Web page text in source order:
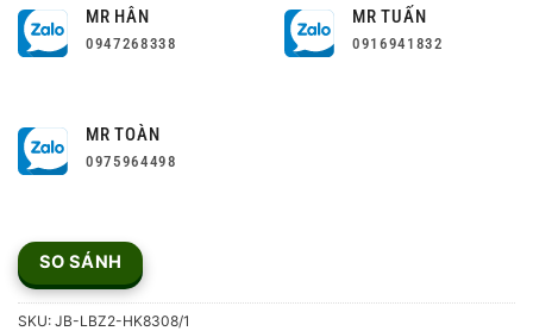
MR HÂN
0947268338
MR TUẤN
0916941832
MR TOÀN
0975964498
SO SÁNH
SKU: JB-LBZ2-HK8308/1